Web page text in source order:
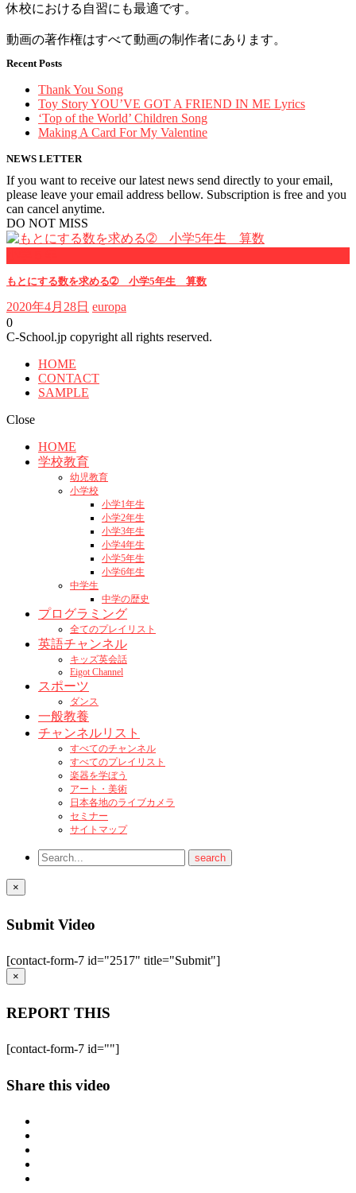
休校における自習にも最適です。
動画の著作権はすべて動画の制作者にあります。
Recent Posts
Thank You Song
Toy Story YOU’VE GOT A FRIEND IN ME Lyrics
‘Top of the World’ Children Song
Making A Card For My Valentine
NEWS LETTER
If you want to receive our latest news send directly to your email,
please leave your email address bellow. Subscription is free and you
can cancel anytime.
DO NOT MISS
もとにする数を求める➁ 小学5年生 算数
2020年4月28日 europa
0
C-School.jp copyright all rights reserved.
HOME
CONTACT
SAMPLE
Close
HOME
学校教育
幼児教育
小学校
小学1年生
小学2年生
小学3年生
小学4年生
小学5年生
小学6年生
中学生
中学の歴史
プログラミング
全てのプレイリスト
英語チャンネル
キッズ英会話
Eigot Channel
スポーツ
ダンス
一般教養
チャンネルリスト
すべてのチャンネル
すべてのプレイリスト
楽器を学ぼう
アート・美術
日本各地のライブカメラ
セミナー
サイトマップ
×
Submit Video
[contact-form-7 id="2517" title="Submit"]
×
REPORT THIS
[contact-form-7 id=""]
Share this video